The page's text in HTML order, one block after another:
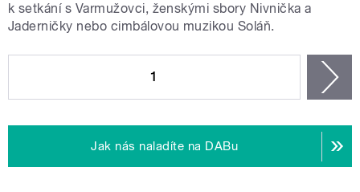
k setkání s Varmužovci, ženskými sbory Nivnička a
Jaderničky nebo cimbálovou muzikou Soláň.
1
Jak nás naladíte na DABu